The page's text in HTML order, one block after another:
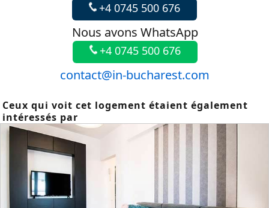
+4 0745 500 676
Nous avons WhatsApp
+4 0745 500 676
contact@in-bucharest.com
Ceux qui voit cet logement étaient également
intéressés par